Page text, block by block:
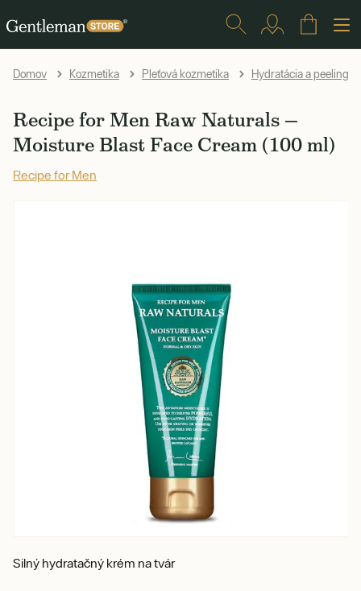
Domov Kozmetika Pleťová kozmetika Hydratácia a peelingy
Recipe for Men Raw Naturals —
Moisture Blast Face Cream (100 ml)
Recipe for Men
Silný hydratačný krém na tvár